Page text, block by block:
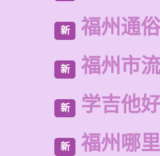
新 福州通
新 福州市
新 学吉他
新 福州哪